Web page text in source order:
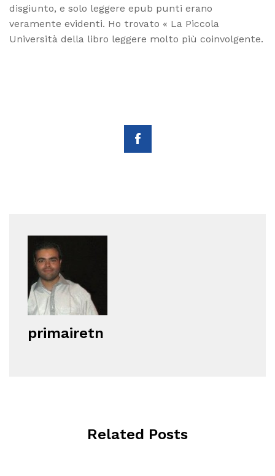
disgiunto, e solo leggere epub punti erano
veramente evidenti. Ho trovato « La Piccola
Università della libro leggere molto più coinvolgente.
primairetn
Related Posts